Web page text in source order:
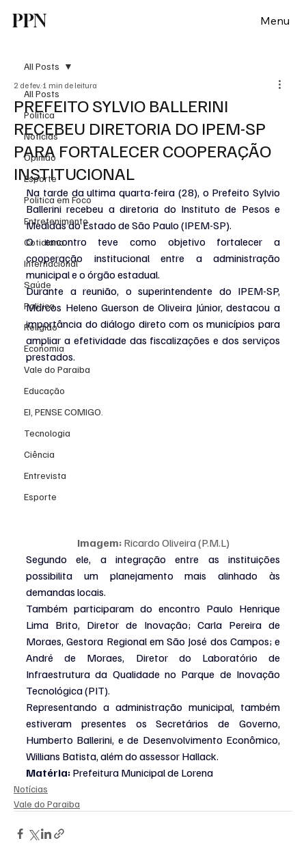
PPN Menu
All Posts
Política
Notícias
Opinião
Esporte
Politica em Foco
Entretenimento
Cotidiano
Internacional
Saúde
Politica
Religião
Economia
Vale do Paraiba
Educação
EI, PENSE COMIGO.
Tecnologia
Ciência
Entrevista
Esporte
All Posts
PREFEITO SYLVIO BALLERINI
RECEBEU DIRETORIA DO IPEM-SP
PARA FORTALECER COOPERAÇÃO
INSTITUCIONAL
2 de fev. 1 min de leitura
Na tarde da ultima quarta-feira (28), o Prefeito Sylvio
Ballerini recebeu a diretoria do Instituto de Pesos e
Medidas do Estado de São Paulo (IPEM-SP).
O encontro teve como objetivo fortalecer a
cooperação institucional entre a administração
municipal e o órgão estadual.
Durante a reunião, o superintendente do IPEM-SP,
Marcos Heleno Guerson de Oliveira Júnior, destacou a
importância do diálogo direto com os municípios para
ampliar a efetividade das fiscalizações e dos serviços
prestados.
Imagem: Ricardo Oliveira (P.M.L)
Segundo ele, a integração entre as instituições
possibilita um planejamento mais alinhado às
demandas locais.
Também participaram do encontro Paulo Henrique
Lima Brito, Diretor de Inovação; Carla Pereira de
Moraes, Gestora Regional em São José dos Campos; e
André de Moraes, Diretor do Laboratório de
Infraestrutura da Qualidade no Parque de Inovação
Tecnológica (PIT).
Representando a administração municipal, também
estiveram presentes os Secretários de Governo,
Humberto Ballerini, e de Desenvolvimento Econômico,
Willians Batista, além do assessor Hallack.
Matéria: Prefeitura Municipal de Lorena
Notícias
Vale do Paraiba